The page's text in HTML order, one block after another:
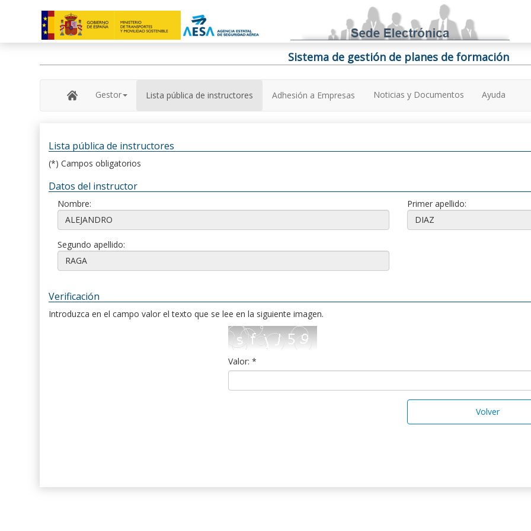
Sistema de gestión de planes de formación
Gestor Lista pública de instructores Adhesión a Empresas Noticias y Documentos Ayuda
Lista pública de instructores
(*) Campos obligatorios
Datos del instructor
Nombre: Primer apellido:
Segundo apellido:
Verificación
Introduzca en el campo valor el texto que se lee en la siguiente imagen.
Valor: *
Volver